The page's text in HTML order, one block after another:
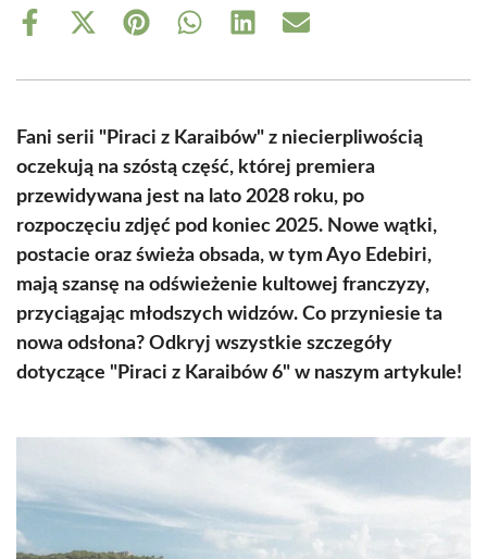
Share
Share
(Twitter)
Share Share Share Share
Fani serii "Piraci z Karaibów" z niecierpliwością
oczekują na szóstą część, której premiera
przewidywana jest na lato 2028 roku, po
rozpoczęciu zdjęć pod koniec 2025. Nowe wątki,
postacie oraz świeża obsada, w tym Ayo Edebiri,
mają szansę na odświeżenie kultowej franczyzy,
przyciągając młodszych widzów. Co przyniesie ta
nowa odsłona? Odkryj wszystkie szczegóły
dotyczące "Piraci z Karaibów 6" w naszym artykule!